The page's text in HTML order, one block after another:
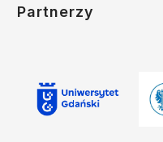
Partnerzy